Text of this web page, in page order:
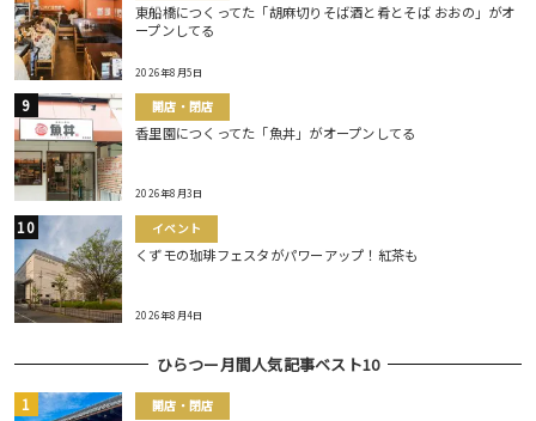
東船橋につくってた「胡麻切りそば酒と肴とそば おおの」がオ
ープンしてる
2026年8月5日
開店・閉店
香里園につくってた「魚丼」がオープンしてる
2026年8月3日
イベント
くずモの珈琲フェスタがパワーアップ！紅茶も
2026年8月4日
ひらつー月間人気記事ベスト10
開店・閉店